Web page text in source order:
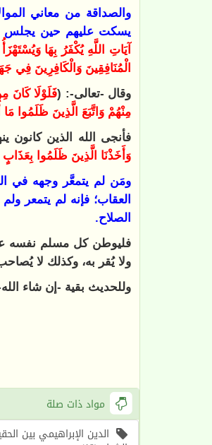
والصداقة من معاني
يسكت عليهم حين يجلس
آيَاتِ اللَّهِ يُكْفَرُ بِهَا
الْمُنَافِقِينَ وَالْكَافِرِينَ فِي
وقال -تعالى-: (فَلَوْلَا كَانَ
مِنْهُمْ وَاتَّبَعَ الَّذِينَ ظَلَمُوا
فأنجى الله الذين
وَأَخَذْنَا الَّذِينَ ظَلَمُوا
ومَن لم يتمعَّر وجهه في
العقاب؛ فإنه لم يتمعر
الصلاح.
فليوطن كل مسلم نفسه على
ولا يُقر به، وكذلك لا
وللحديث بقية -إن شاء
مواد ذات صلة